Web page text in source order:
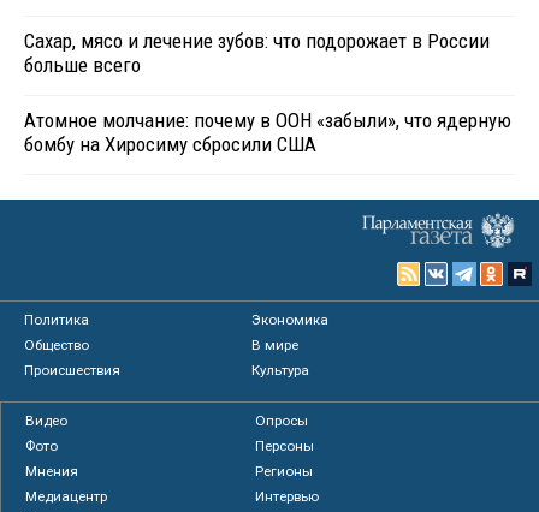
Сахар, мясо и лечение зубов: что подорожает в России
больше всего
Атомное молчание: почему в ООН «забыли», что ядерную
бомбу на Хиросиму сбросили США
Политика
Экономика
Общество
В мире
Происшествия
Культура
Видео
Опросы
Фото
Персоны
Мнения
Регионы
Медиацентр
Интервью